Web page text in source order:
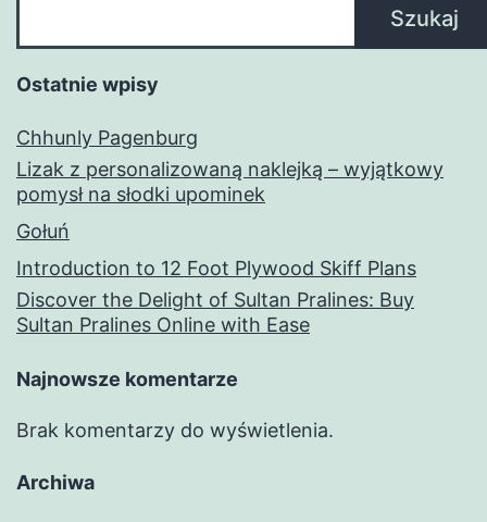
Szukaj
Ostatnie wpisy
Chhunly Pagenburg
Lizak z personalizowaną naklejką – wyjątkowy
pomysł na słodki upominek
Gołuń
Introduction to 12 Foot Plywood Skiff Plans
Discover the Delight of Sultan Pralines: Buy
Sultan Pralines Online with Ease
Najnowsze komentarze
Brak komentarzy do wyświetlenia.
Archiwa